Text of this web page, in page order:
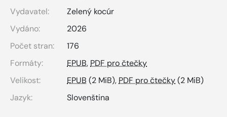
Vydavatel:
Zelený kocúr
Vydáno:
2026
Počet stran:
176
Formáty:
EPUB, PDF pro čtečky
Velikost:
EPUB (2 MiB), PDF pro čtečky(2 MiB)
Jazyk:
Slovenština